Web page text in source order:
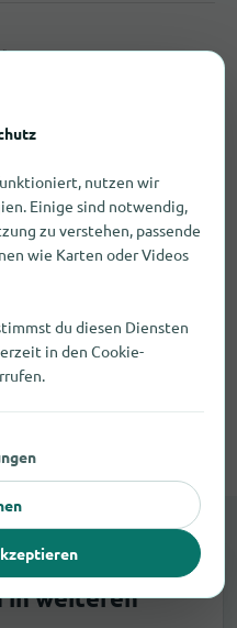
in weiteren
nutzen wir
Einige sind notwendig,
zu verstehen, passende
wie Karten oder Videos
du diesen Diensten
in den Cookie-